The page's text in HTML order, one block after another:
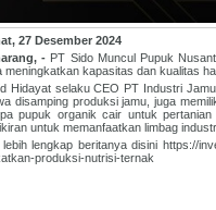
27 Desember 2024
- PT Sido Muncul Pupuk
meningkatkan kapasitas dan kualitas
Hidayat selaku CEO PT Industri
disamping produksi jamu, juga
pupuk organik cair untuk
untuk memanfaatkan limbag
lengkap beritanya disini https://
produksi-nutrisi-ternak